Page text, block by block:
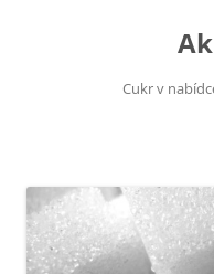
Cukr v